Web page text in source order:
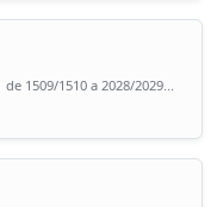
de 1509/1510 a 2028/2029...